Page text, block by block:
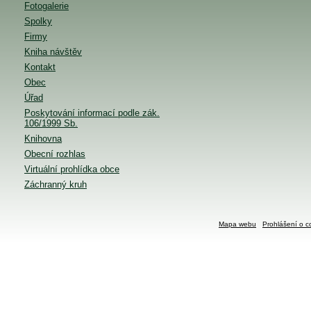
Fotogalerie
Spolky
Firmy
Kniha návštěv
Kontakt
Obec
Úřad
Poskytování informací podle zák.
106/1999 Sb.
Knihovna
Obecní rozhlas
Virtuální prohlídka obce
Záchranný kruh
Mapa webu Prohlášení o